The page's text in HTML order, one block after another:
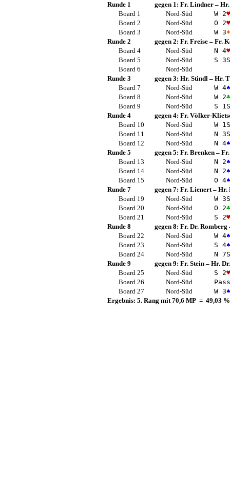
Runde 1 gegen 1: Fr. Lindner–
Board 1
Nord-Süd W 2♥
Board 2
Nord-Süd O 2♥
Board 3
Nord-Süd W 3♦
Runde 2
gegen 2: Fr. Freise– Fr.
Board 4
Nord-Süd N 4♥
Board 5
Nord-Süd S 3
Board 6
Nord-Süd
Runde 3
gegen 3: Hr. Stindl– Hr.
Board 7
Nord-Süd W 4♠
Board 8
Nord-Süd W 2♣
Board 9
Nord-Süd S 1
Runde 4
gegen 4: Fr. Völker-
Board 10
Nord-Süd W 1
Board 11
Nord-Süd N 3
Board 12
Nord-Süd N 4♠
Runde 5
gegen 5: Fr. Brenken–
Board 13
Nord-Süd N 2♠
Board 14
Nord-Süd N 2♠
Board 15
Nord-Süd O 4♠
Runde 7
gegen 7: Fr. Lienert– Hr.
Board 19
Nord-Süd W 3
Board 20
Nord-Süd O 2♣
Board 21
Nord-Süd S 2♥
Runde 8
gegen 8: Fr. Dr. Romberg
Board 22
Nord-Süd W 4♠
Board 23
Nord-Süd S 4♠
Board 24
Nord-Süd N 7
Runde 9
gegen 9: Fr. Stein– Hr.
Board 25
Nord-Süd S 2♥
Board 26
Nord-Süd
Pass
Board 27
Nord-Süd W 3♠
Ergebnis: 5. Rang mit 70,6 MP = 49,03 %